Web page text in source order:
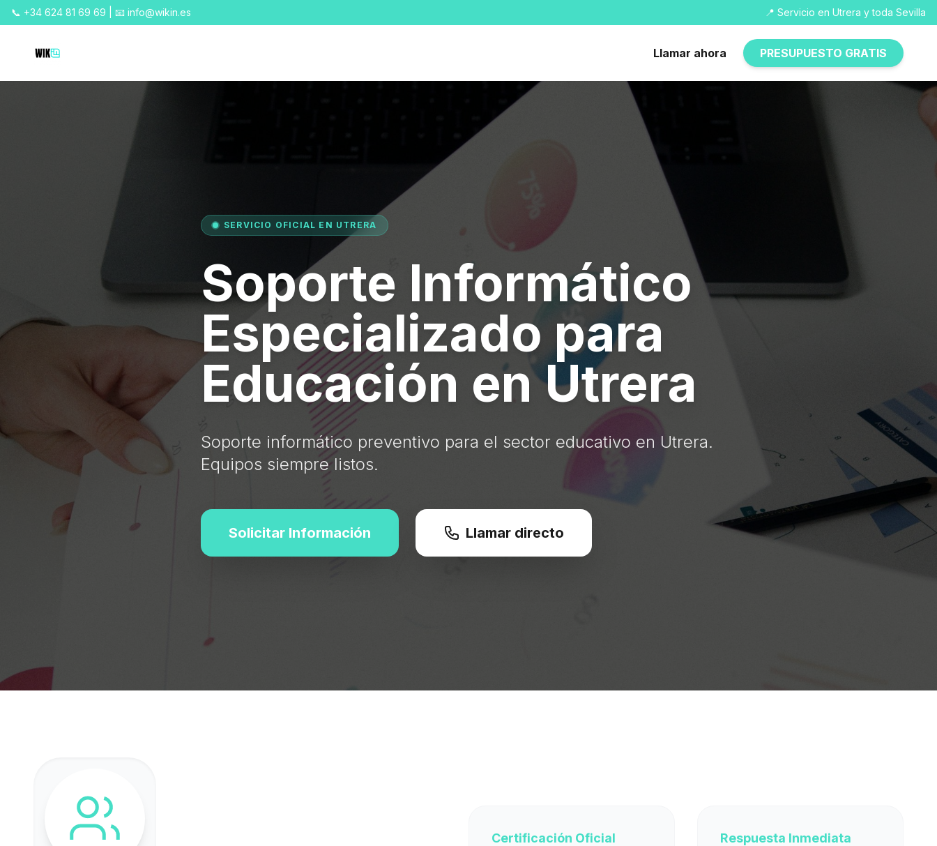
📞 +34 624 81 69 69 | 📧 info@wikin.es 📍 Servicio en Utrera y toda Sevilla
Llamar ahora PRESUPUESTO GRATIS
SERVICIO OFICIAL EN UTRERA
Soporte Informático
Especializado para
Educación en Utrera
Soporte informático preventivo para el sector educativo en Utrera.
Equipos siempre listos.
Solicitar Información Llamar directo
Certificación Oficial Respuesta Inmediata